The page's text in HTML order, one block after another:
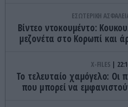
ΕΣΩΤΕΡΙΚΗ
Βίντεο ντοκουμέντο:
μεζονέτα στο Κορωπί και
X-FILES
Το τελευταίο χαμόγελο: Οι
που μπορεί να